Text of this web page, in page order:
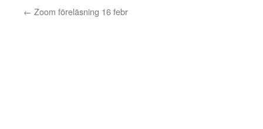
← Zoom föreläsning 16 febr